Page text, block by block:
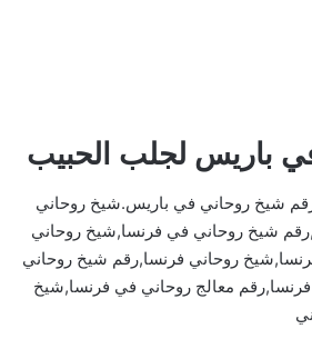
باريس لجلب الحبيب
شيخ روحاني في باريس.شيخ روحاني
شيخ روحاني في فرنسا,شيخ روحاني
روحاني فرنسا,رقم شيخ روحاني
معالج روحاني في فرنسا,شيخ